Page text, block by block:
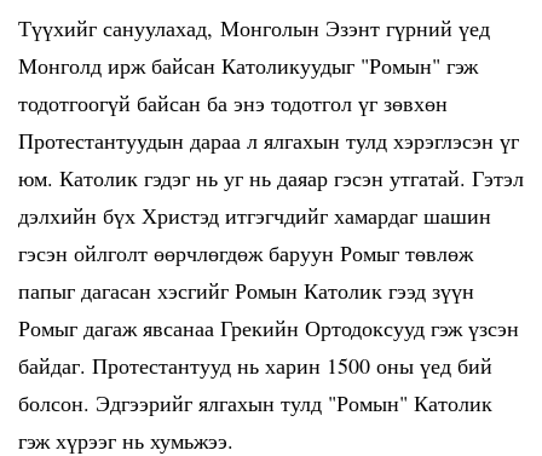
Түүхийг сануулахад, Монголын Эзэнт гүрний үед
Монголд ирж байсан Католикуудыг "Ромын" гэж
тодотгоогүй байсан ба энэ тодотгол үг зөвхөн
Протестантуудын дараа л ялгахын тулд хэрэглэсэн үг
юм. Католик гэдэг нь уг нь даяар гэсэн утгатай. Гэтэл
дэлхийн бүх Христэд итгэгчдийг хамардаг шашин
гэсэн ойлголт өөрчлөгдөж баруун Ромыг төвлөж
папыг дагасан хэсгийг Ромын Католик гээд зүүн
Ромыг дагаж явсанаа Грекийн Ортодоксууд гэж үзсэн
байдаг. Протестантууд нь харин 1500 оны үед бий
болсон. Эдгээрийг ялгахын тулд "Ромын" Католик
гэж хүрээг нь хумьжээ.